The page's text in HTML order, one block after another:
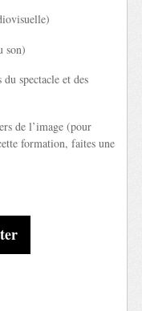
son)
spectacle et des
de l’image (pour
formation, faites une